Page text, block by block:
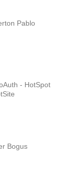
Pablo
- HotSpot
Bogus